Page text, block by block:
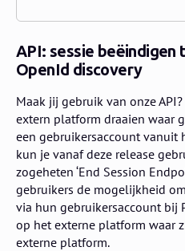
API: sessie beëindigen
OpenId discovery
Maak jij gebruik van onze
extern platform draaien waar
een gebruikersaccount vanuit
kun je vanaf deze release
zogeheten ‘End Session
gebruikers de mogelijkheid
via hun gebruikersaccount bij
op het externe platform waar
externe platform.